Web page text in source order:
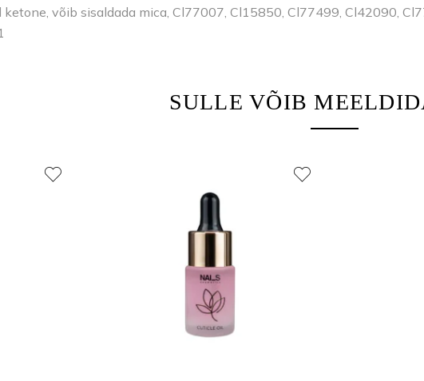
võib sisaldada mica, Cl77007, Cl15850, Cl77499, Cl42090,
SULLE VÕIB